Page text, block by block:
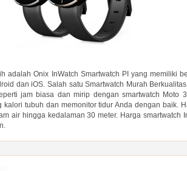
adalah Onix InWatch Smartwatch PI yang memiliki
dan iOS. Salah satu Smartwatch Murah
jam biasa dan mirip dengan smartwatch Moto
kalori tubuh dan memonitor tidur Anda dengan baik.
air hingga kedalaman 30 meter. Harga smartwatch